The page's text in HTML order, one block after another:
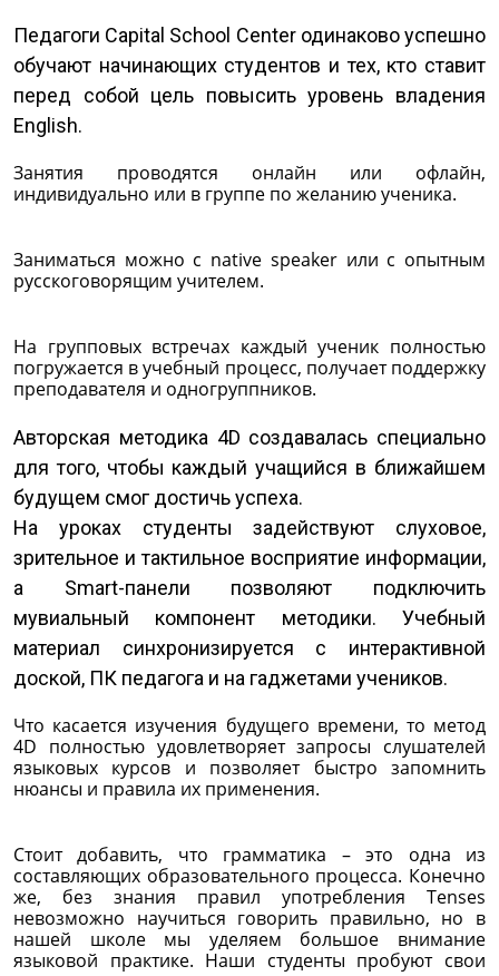
Педагоги Capital School Center одинаково успешно
обучают начинающих студентов и тех, кто ставит
перед собой цель повысить уровень владения
English.
Занятия проводятся онлайн или офлайн,
индивидуально или в группе по желанию ученика.
Заниматься можно с native speaker или с опытным
русскоговорящим учителем.
На групповых встречах каждый ученик полностью
погружается в учебный процесс, получает поддержку
преподавателя и одногруппников.
Авторская методика 4D создавалась специально
для того, чтобы каждый учащийся в ближайшем
будущем смог достичь успеха.
На уроках студенты задействуют слуховое,
зрительное и тактильное восприятие информации,
а Smart-панели позволяют подключить
мувиальный компонент методики. Учебный
материал синхронизируется с интерактивной
доской, ПК педагога и на гаджетами учеников.
Что касается изучения будущего времени, то метод
4D полностью удовлетворяет запросы слушателей
языковых курсов и позволяет быстро запомнить
нюансы и правила их применения.
Стоит добавить, что грамматика – это одна из
составляющих образовательного процесса. Конечно
же, без знания правил употребления Tenses
невозможно научиться говорить правильно, но в
нашей школе мы уделяем большое внимание
языковой практике. Наши студенты пробуют свои